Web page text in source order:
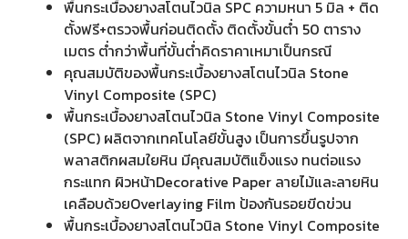
พื้นกระเบื้องยางสโตนไวนิล SPC ความหนา 5 มิล + ติด
ตั้งฟรี+ตรวจพื้นก่อนติดตั้ง ติดตั้งขั้นต่ำ 50 ตาราง
เมตร ต่ำกว่าพื้นที่ขั้นต่ำคิดราคาเหมาเป็นกรณี
คุณสมบัติของพื้นกระเบื้องยางสโตนไวนิล Stone
Vinyl Composite (SPC)
พื้นกระเบื้องยางสโตนไวนิล Stone Vinyl Composite
(SPC) ผลิตจากเทคโนโลยีขั้นสูง เป็นการขึ้นรูปจาก
พลาสติกผสมใยหิน มีคุณสมบัติแข็งแรง ทนต่อแรง
กระแทก ผิวหน้าDecorative Paper ลายไม้และลายหิน
เคลือบด้วยOverlaying Film ป้องกันรอยขีดข่วน
พื้นกระเบื้องยางสโตนไวนิล Stone Vinyl Composite